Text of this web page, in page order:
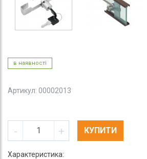
в наявності
Артикул: 00002013
- + КУПИТИ
Характеристика: